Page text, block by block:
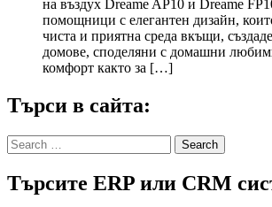
на въздух Dreame AP10 и Dreame
помощници с елегантен дизайн,
чиста и приятна среда вкъщи,
домове, споделяни с домашни
комфорт както за […]
Търси в сайта:
Search
for:
Търсите ERP или CRM